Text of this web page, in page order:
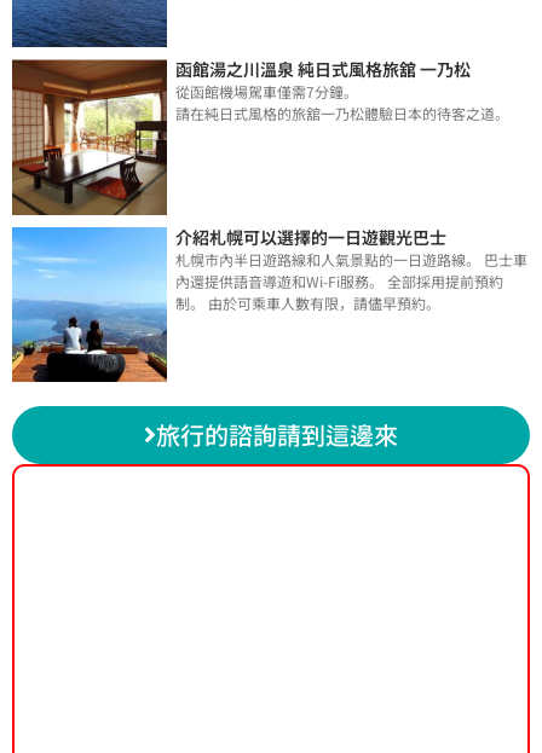
函館湯之川溫泉 純日式風格旅舘 一乃松
從函館機場駕車僅需7分鐘。
請在純日式風格的旅舘一乃松體驗日本的待客之道。
介紹札幌可以選擇的一日遊觀光巴士
札幌市內半日遊路線和人氣景點的一日遊路線。 巴士車
內還提供語音導遊和Wi-Fi服務。 全部採用提前預約
制。 由於可乘車人數有限，請儘早預約。
旅行的諮詢請到這邊來